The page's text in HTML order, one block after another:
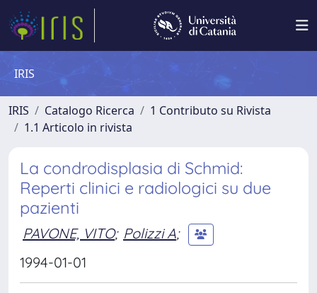
IRIS
IRIS Catalogo Ricerca
1 Contributo su Rivista
1.1 Articolo in rivista
La condrodisplasia di Schmid:
Reperti clinici e radiologici su due
pazienti
PAVONE, VITO; Polizzi A;
1994-01-01